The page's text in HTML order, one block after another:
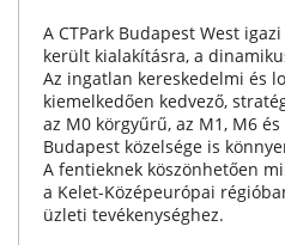
A CTPark Budapest West
került kialakításra, a
Az ingatlan kereskedelmi és
kiemelkedően kedvező,
az M0 körgyűrű, az M1, M6
Budapest közelsége is
A fentieknek köszönhetően
a Kelet-Középeurópai
üzleti tevékenységhez.